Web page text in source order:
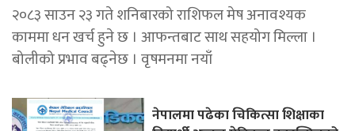
२०८३ साउन २३ गते शनिबारको राशिफल मेष अनावश्यक
काममा धन खर्च हुने छ । आफन्तबाट साथ सहयोग मिल्ला ।
बोलीको प्रभाव बढ्नेछ । वृषमनमा नयाँ
नेपालमा पढेका चिकित्सा शिक्षाका